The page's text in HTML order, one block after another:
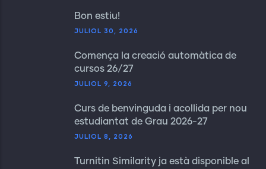
Bon estiu!
JULIOL 30, 2026
Comença la creació automàtica de
cursos 26/27
JULIOL 9, 2026
Curs de benvinguda i acollida per nou
estudiantat de Grau 2026-27
JULIOL 8, 2026
Turnitin Similarity ja està disponible al